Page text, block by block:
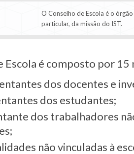
O Conselho de Escola é o
particular, da missão do IST.
Escola é composto por
dos docentes e
dos estudantes;
dos trabalhadores
não vinculadas à